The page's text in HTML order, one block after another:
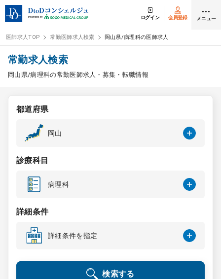
ログイン 会員登録 メニュー
ログイン
医師求人
常勤検索
スポット検索
DtoDの転職・
コンサルタント
成功事例
医師求人TOP 常勤医師求人検索 岡山県/病理科の医師求人
常勤求人検索
岡山県/病理科の常勤医師求人・募集・転職情報
都道府県
岡山
診療科目
病理科
詳細条件
詳細条件を指定
検索する